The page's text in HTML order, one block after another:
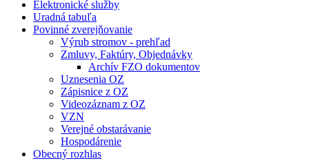
Elektronické služby
Uradná tabuľa
Povinné zverejňovanie
Výrub stromov - prehľad
Zmluvy, Faktúry, Objednávky
Archív FZO dokumentov
Uznesenia OZ
Zápisnice z OZ
Videozáznam z OZ
VZN
Verejné obstarávanie
Hospodárenie
Obecný rozhlas